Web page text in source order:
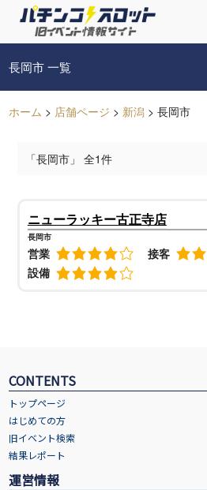
長岡市 一覧
ホーム > 店舗ページ > 新潟 >長岡市
「長岡市」 全1件
ニューラッキー古正寺店
長岡市
営業
接客
設備
CONTENTS
トップページ
はじめての方
旧イベント検索
結果レポート
運営情報